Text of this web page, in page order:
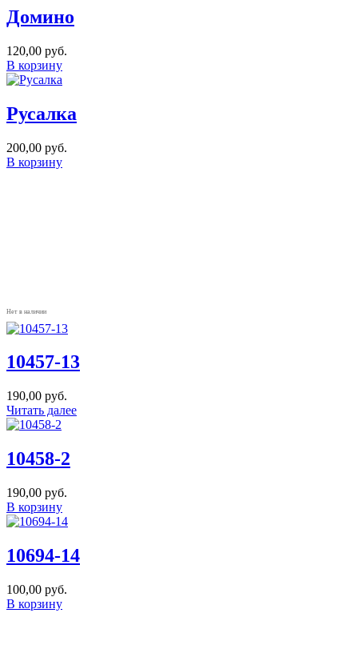
Домино
120,00 руб.
В корзину
Русалка
200,00 руб.
В корзину
Нет в наличии
10457-13
190,00 руб.
Читать далее
10458-2
190,00 руб.
В корзину
10694-14
100,00 руб.
В корзину